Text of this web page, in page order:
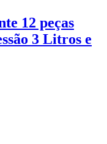
12 peças
3 Litros e